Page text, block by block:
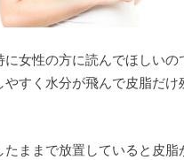
に女性の方に読んでほしいの
やすく水分が飛んで皮脂だけ
たままで放置していると皮脂